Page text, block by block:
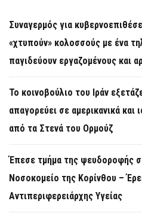
Συναγερμός για
«χτυπούν» κολοσσούς με ένα
παγιδεύουν εργαζομένους και
Το κοινοβούλιο του Ιράν
απαγορεύει σε αμερικανικά και
από τα Στενά του Ορμούζ
Έπεσε τμήμα της ψευδοροφής
Νοσοκομείο της Κορίνθου –
Αντιπεριφερειάρχης Υγείας